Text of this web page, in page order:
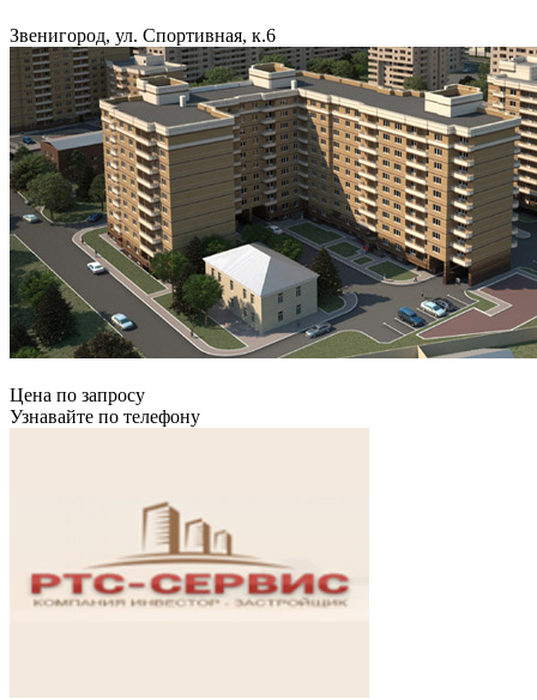
Звенигород, ул. Спортивная, к.6
Цена по запросу
Узнавайте по телефону